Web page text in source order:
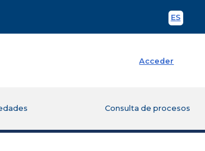
ES
Acceder
Consulta de procesos